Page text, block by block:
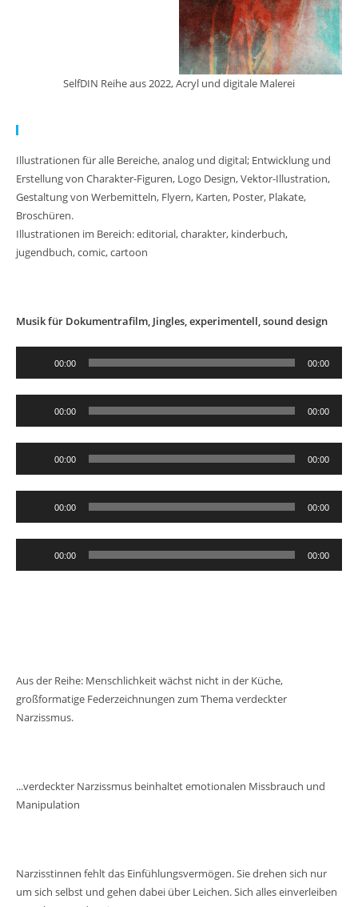
SelfDIN Reihe aus 2022, Acryl und digitale Malerei
Illustrationen für alle Bereiche, analog und digital; Entwicklung und
Erstellung von Charakter-Figuren, Logo Design, Vektor-Illustration,
Gestaltung von Werbemitteln, Flyern, Karten, Poster, Plakate,
Broschüren.
Illustrationen im Bereich: editorial, charakter, kinderbuch,
jugendbuch, comic, cartoon
Musik für Dokumentrafilm, Jingles, experimentell, sound design
00:00 00:00
00:00 00:00
00:00 00:00
00:00 00:00
00:00 00:00
Aus der Reihe: Menschlichkeit wächst nicht in der Küche,
großformatige Federzeichnungen zum Thema verdeckter
Narzissmus.
...verdeckter Narzissmus beinhaltet emotionalen Missbrauch und
Manipulation
Narzisstinnen fehlt das Einfühlungsvermögen. Sie drehen sich nur
um sich selbst und gehen dabei über Leichen. Sich alles einverleiben